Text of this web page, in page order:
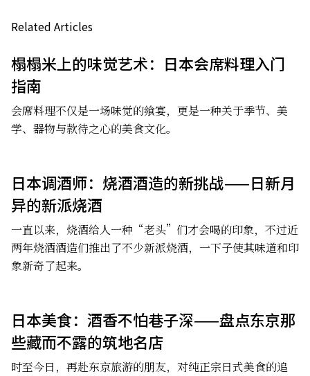
Related Articles
榻榻米上的味觉艺术：日本会席料理入门
指南
会席料理不仅是一场味觉的飨宴，更是一种关于季节、美
学、器物与款待之心的美食文化。
日本调酒师：烧酒酒造的新挑战——日新月
异的新派烧酒
一直以来，烧酒给人一种“老头”们才会喝的印象，不过近
两年烧酒酒造们推出了不少新派烧酒，一下子使其味道和印
象新奇了起来。
日本美食：酒香不怕巷子深——盘点东京那
些藏而不露的筑地名店
时至今日，再赴东京旅游的朋友，对纯正宗日式美食的追